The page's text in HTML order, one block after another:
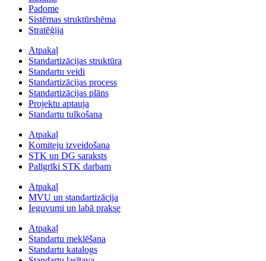
Padome
Sistēmas struktūrshēma
Stratēģija
Atpakaļ
Standartizācijas struktūra
Standartu veidi
Standartizācijas process
Standartizācijas plāns
Projektu aptauja
Standartu tulkošana
Atpakaļ
Komiteju izveidošana
STK un DG saraksts
Palīgrīki STK darbam
Atpakaļ
MVU un standartizācija
Ieguvumi un labā prakse
Atpakaļ
Standartu meklēšana
Standartu katalogs